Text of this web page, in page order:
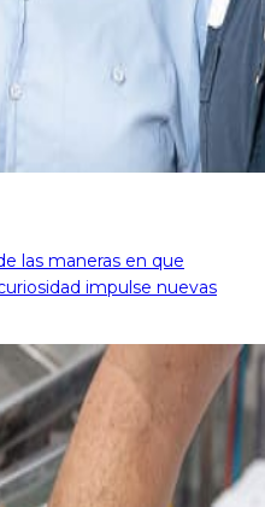
las maneras en que
impulse nuevas